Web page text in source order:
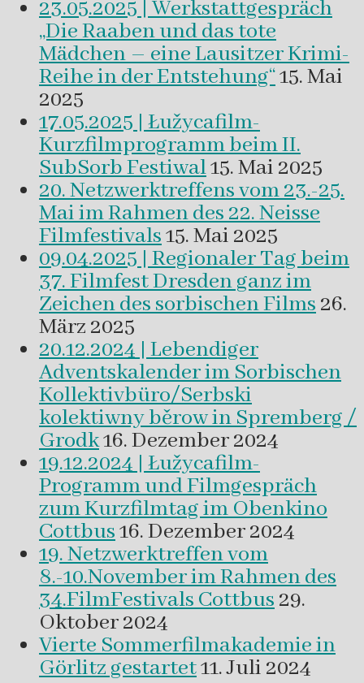
23.05.2025 | Werkstattgespräch
„Die Raaben und das tote
Mädchen – eine Lausitzer Krimi-
Reihe in der Entstehung“15. Mai
2025
17.05.2025 | Łužycafilm-
Kurzfilmprogramm beim II.
SubSorb Festiwal15. Mai 2025
20. Netzwerktreffens vom 23.-25.
Mai im Rahmen des 22. Neisse
Filmfestivals15. Mai 2025
09.04.2025 | Regionaler Tag beim
37. Filmfest Dresden ganz im
Zeichen des sorbischen Films 26.
März 2025
20.12.2024 | Lebendiger
Adventskalender im Sorbischen
Kollektivbüro/Serbski
kolektiwny běrow in Spremberg /
Grodk16. Dezember 2024
19.12.2024 | Łužycafilm-
Programm und Filmgespräch
zum Kurzfilmtag im Obenkino
Cottbus16. Dezember 2024
19. Netzwerktreffen vom
8.-10.November im Rahmen des
34.FilmFestivals Cottbus 29.
Oktober 2024
Vierte Sommerfilmakademie in
Görlitz gestartet11. Juli 2024